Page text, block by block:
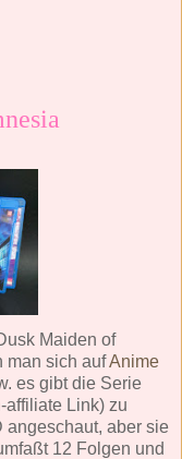
Maiden of
man sich aufAnime
es gibt die Serie
affiliate Link) zu
angeschaut, aber sie
12 Folgen und